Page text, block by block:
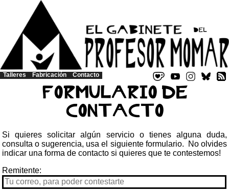
Talleres Fabricación Contacto
Formulario de
contacto
Si quieres solicitar algún servicio o tienes alguna duda,
consulta o sugerencia, usa el siguiente formulario. No olvides
indicar una forma de contacto si quieres que te contestemos!
Remitente: